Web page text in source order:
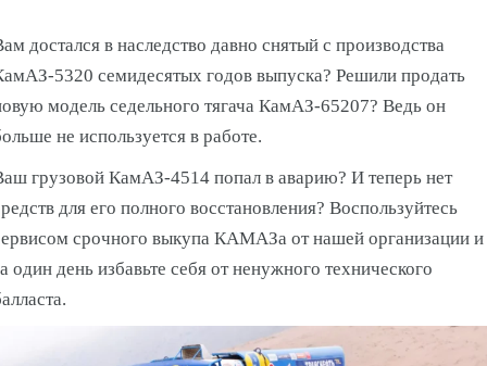
достался в наследство давно снятый с производства
5320 семидесятых годов выпуска? Решили продать
модель седельного тягача КамАЗ-65207? Ведь он
не используется в работе.
грузовой КамАЗ-4514 попал в аварию? И теперь нет
для его полного восстановления? Воспользуйтесь
срочного выкупа КАМАЗа от нашей организации и
один день избавьте себя от ненужного технического